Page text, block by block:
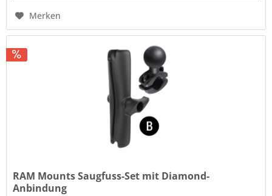
Merken
RAM Mounts Saugfuss-Set mit Diamond-
Anbindung